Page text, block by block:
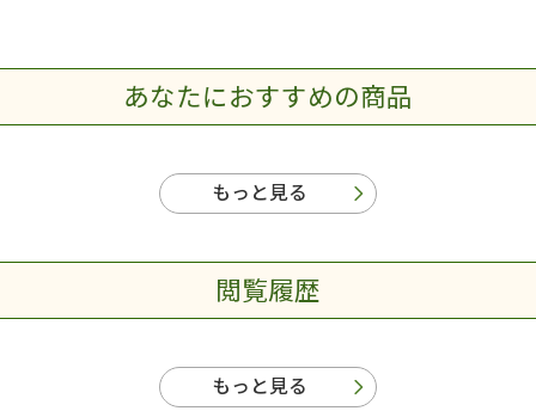
あなたにおすすめの商品
もっと見る
閲覧履歴
もっと見る